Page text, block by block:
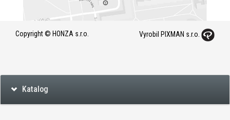
Copyright © HONZA s.r.o. Vyrobil PIXMAN s.r.o.
Katalog